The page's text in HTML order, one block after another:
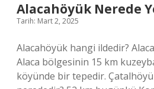
Alacahöyük Nerede
Tarih: Mart 2, 2025
Alacahöyük hangi ildedir?
Alaca bölgesinin 15 km
köyünde bir tepedir.